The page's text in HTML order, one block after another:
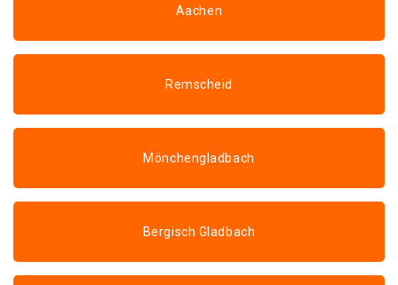
Aachen
Remscheid
Mönchengladbach
Bergisch Gladbach